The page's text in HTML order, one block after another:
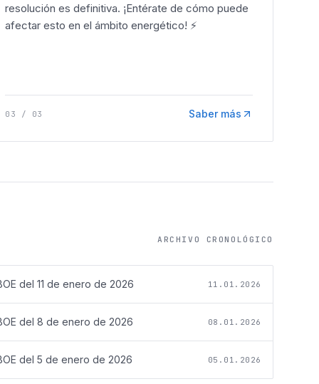
resolución es definitiva. ¡Entérate de cómo puede
afectar esto en el ámbito energético! ⚡
03 / 03 Saber más
ARCHIVO CRONOLÓGICO
del 11 de enero de 2026 11.01.2026
del 8 de enero de 2026 08.01.2026
del 5 de enero de 2026 05.01.2026